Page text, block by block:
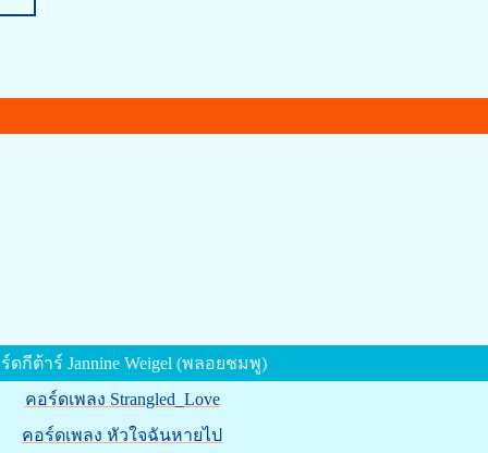
ดกีต้าร์ Jannine Weigel (พลอยชมพู)
คอร์ดเพลง Strangled_Love
คอร์ดเพลง หัวใจฉันหายไป